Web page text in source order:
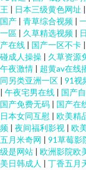
王 | 日本三级黄色网址 |
国产 | 青草综合视频 |
一區 | 久草精选视频 |
产在线 | 国产一区不卡 |
碰成人操操 | 久草资源
午夜激情 | 超黄av在线
同另类亚洲一区 | 91视
| 午夜宅男在线 | 国产
国产免费无码 | 国产在
日本女同互慰 | 欧美精
频 | 夜间福利影视 | 欧
五月米奇网 | 91草莓影
级是网站 | 欧洲影院欧
美日韩成人 | 丁香五月